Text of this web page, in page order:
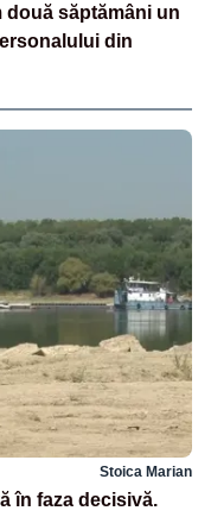
două săptămâni un
din
Stoica Marian
în faza decisivă.